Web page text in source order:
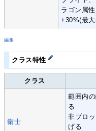
ラゴン属
+30%(最
編集
クラス特性
クラス
衛士
範囲内
る
非ブロ
げる